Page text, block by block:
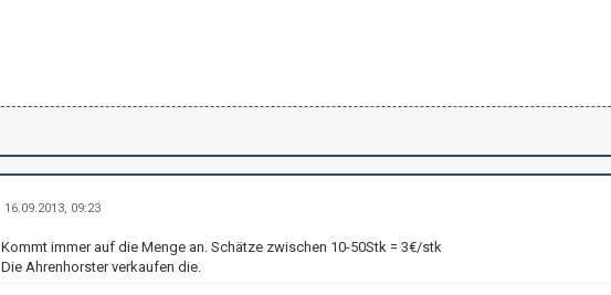
16.09.2013, 09:23
Kommt immer auf die Menge an. Schätze zwischen 10-50Stk = 3€/stk
Die Ahrenhorster verkaufen die.